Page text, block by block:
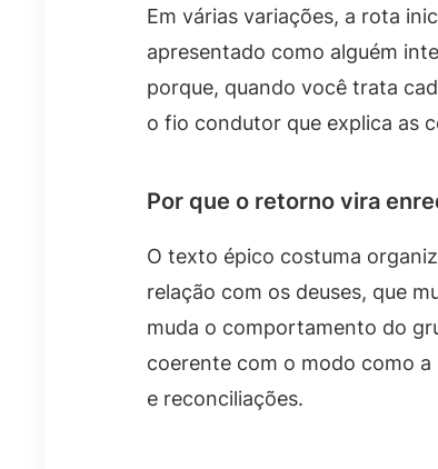
Em várias variações, a rota
apresentado como alguém
porque, quando você trata
o fio condutor que explica as
Por que o retorno vira
O texto épico costuma
relação com os deuses, que
muda o comportamento do
coerente com o modo como
e reconciliações.